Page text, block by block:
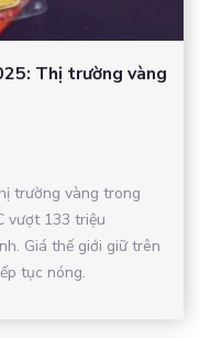
Thị trường vàng
trường vàng trong
vượt 133 triệu
Giá thế giới giữ trên
tục nóng.